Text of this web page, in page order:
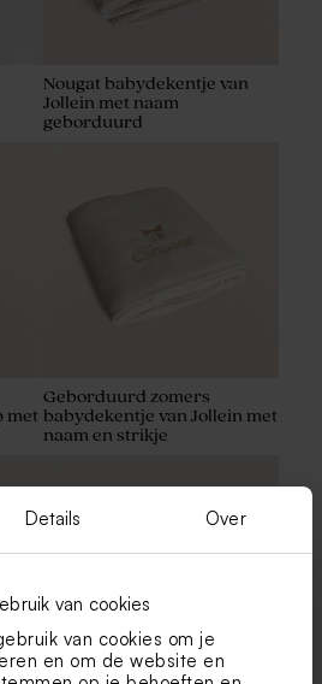
Details Over
van cookies
van cookies om je
en om de website en
Nougat babydekentje van
Jollein met naam
geborduurd
met
Geborduurd zomers
babydekentje van Jollein met
naam en strikje